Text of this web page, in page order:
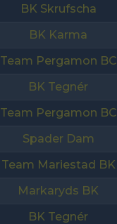
BK Skrufscha
BK Karma
Team Pergamon BC
BK Tegnér
Team Pergamon BC
Spader Dam
Team Mariestad BK
Markaryds BK
BK Tegnér